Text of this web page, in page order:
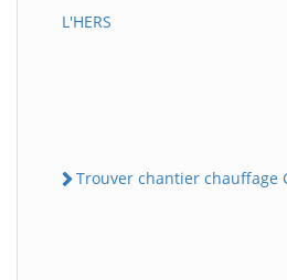
L'HERS
Trouver chantier chauffage